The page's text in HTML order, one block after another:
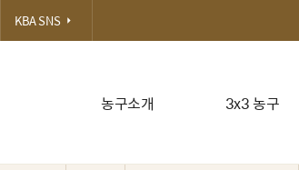
농구소개 3x3 농구
KBA SNS